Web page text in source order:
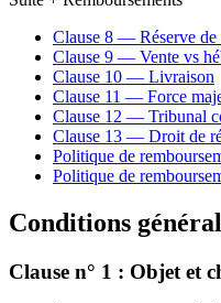
Clause 8 — Réserve de
Clause 9 — Vente vs
Clause 10 — Livraison
Clause 11 — Force
Clause 12 — Tribunal
Clause 13 — Droit de
Politique de
Politique de
Conditions
Clause n° 1 : Objet et